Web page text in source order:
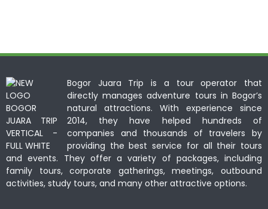
Bogor Juara Trip is a tour operator that
directly manages adventure tours in Bogor’s
natural attractions. With experience since
2014, they have helped hundreds of
companies and thousands of travelers by
providing the best service for all their tours
and events. They offer a variety of packages, including
family tours, corporate gatherings, meetings, outbound
activities, study tours, and many other attractive options.